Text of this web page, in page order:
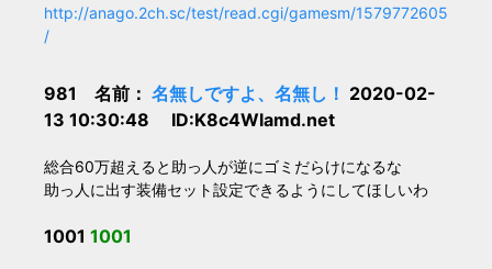
http://anago.2ch.sc/test/read.cgi/gamesm/1579772605
/
981 名前： 名無しですよ、名無し！ 2020-02-
13 10:30:48 ID:K8c4Wlamd.net
総合60万超えると助っ人が逆にゴミだらけになるな
助っ人に出す装備セット設定できるようにしてほしいわ
1001 1001